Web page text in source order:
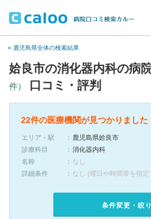
« 鹿児島県全体の検索結果
姶良市の消化器内科の病
件）
口コミ・評判
22件の医療機関が見つかりました
エリア・駅
鹿児島県姶良市
診療科目
消化器内科
名称
なし
詳細条件
なし (曜日や時間帯を指定
条件変更・絞